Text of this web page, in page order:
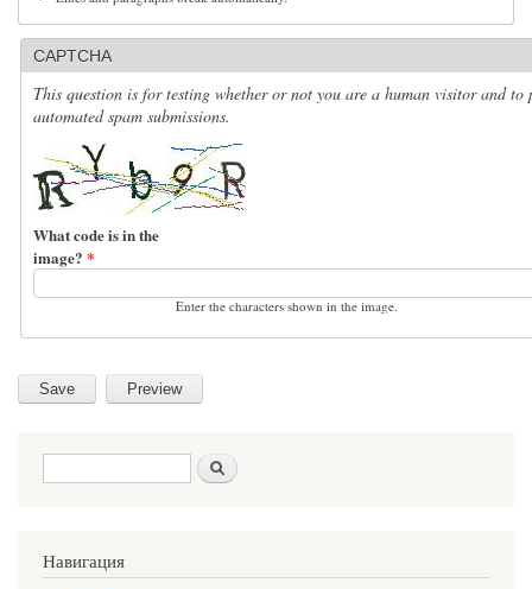
CAPTCHA
This question is for testing whether or not you are a human visitor and to
automated spam submissions.
What code is in the
image? *
Enter the characters shown in the image.
Search form
Навигация